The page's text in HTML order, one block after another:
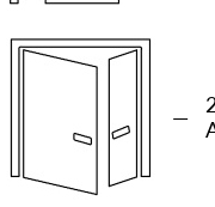
—
Ваша примерная